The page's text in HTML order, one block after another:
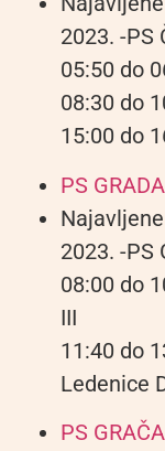
2023. -PS
05:50 do
08:30 do
15:00 do
PS
2023. -PS
08:00 do
III
11:40 do
Ledenice
PS